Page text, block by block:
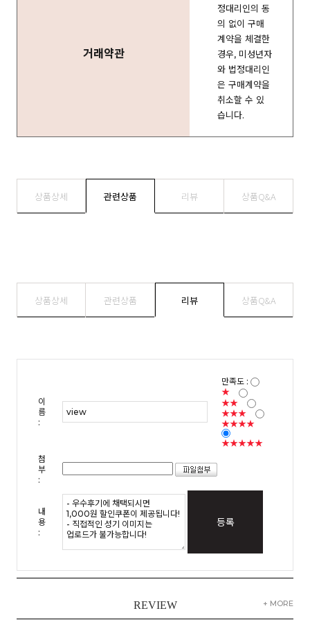
거래약관
정대리인의 동
의 없이 구매
계약을 체결한
경우, 미성년자
와 법정대리인
은 구매계약을
취소할 수 있
습니다.
상품상세 관련상품 리뷰 상품Q&A
상품상세 관련상품 리뷰 상품Q&A
이
름
:
만족도 :
★
★★
★★★
★★★★
★★★★★
첨
부
:
내
용
:
등록
REVIEW + MORE